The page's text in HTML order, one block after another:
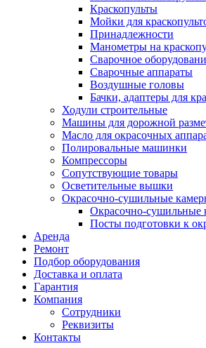
Краскопульты
Мойки для
Принадлежности
Манометры на
Сварочное
Сварочные аппараты
Воздушные головы
Бачки, адаптеры для
Ходули строительные
Машины для дорожной
Масло для окрасочных
Полировальные машинки
Компрессоры
Сопутствующие товары
Осветительные вышки
Окрасочно-сушильные
Окрасочно-сушильные
Посты подготовки к
Аренда
Ремонт
Подбор оборудования
Доставка и оплата
Гарантия
Компания
Сотрудники
Реквизиты
Контакты